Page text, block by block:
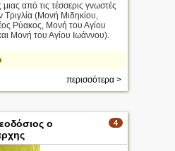
από τις τέσσερις γνωστές
Τριγλία (Μονή Μιδηκίου,
Ρύακος, Μονή του Αγίου
Μονή του Αγίου Ιωάννου).
περισσότερα >
4
ο